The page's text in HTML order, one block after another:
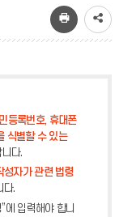
기
등록번호, 휴대폰
식별할 수 있는
다.
성자가 관련 법령
다.
에 입력해야 합니